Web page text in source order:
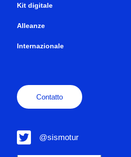
Kit digitale
Alleanze
Internazionale
Contatto
@sismotur